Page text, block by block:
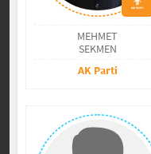
MEHMET
SEKMEN
AK Parti